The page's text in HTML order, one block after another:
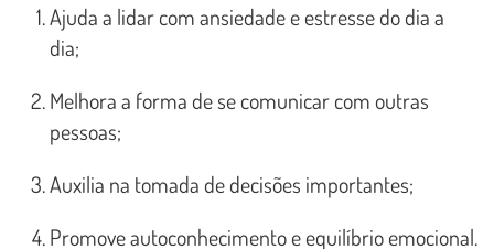
Ajuda a lidar com ansiedade e estresse do dia a
dia;
Melhora a forma de se comunicar com outras
pessoas;
Auxilia na tomada de decisões importantes;
Promove autoconhecimento e equilíbrio emocional.